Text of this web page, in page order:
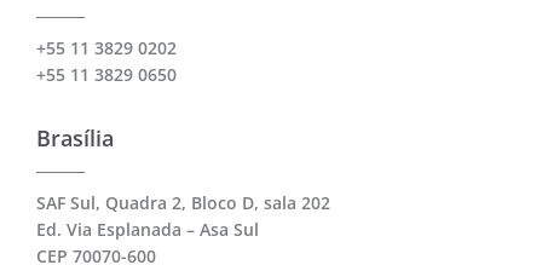
+55 11 3829 0202
+55 11 3829 0650
Brasília
SAF Sul, Quadra 2, Bloco D, sala 202
Ed. Via Esplanada – Asa Sul
CEP 70070-600